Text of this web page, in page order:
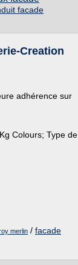
facade
Creation
adhérence sur
Colours; Type de
merlin / facade